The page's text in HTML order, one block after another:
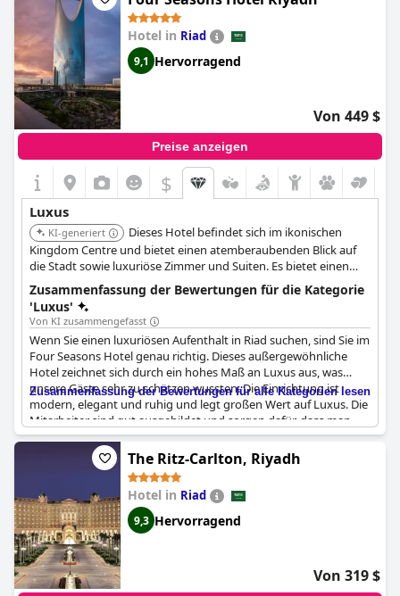
Hotel in Riad
9,1 Hervorragend
Von 449 $
Preise anzeigen
$
Luxus
KI-generiert
Dieses Hotel befindet sich im ikonischen
Kingdom Centre und bietet einen atemberaubenden Blick auf
die Stadt sowie luxuriöse Zimmer und Suiten. Es bietet einen
Außenpool, ein Spa und elegant eingerichtete Zimmer mit
modernen Möbeln und Marmorbädern, die anspruchsvolle
Reisende ansprechen.
Zusammenfassung der Bewertungen für die Kategorie
'Luxus'
Von KI zusammengefasst
Wenn Sie einen luxuriösen Aufenthalt in Riad suchen, sind Sie im
Four Seasons Hotel genau richtig. Dieses außergewöhnliche
Hotel zeichnet sich durch ein hohes Maß an Luxus aus, was
unsere Gäste sehr zu schätzen wussten. Die Einrichtung ist
modern, elegant und ruhig und legt großen Wert auf Luxus. Die
Mitarbeiter sind gut ausgebildet und sorgen dafür, dass man
sich bestens um Sie kümmert. Der Ort ist prächtig mit üppigem
Mobiliar, das eine königliche Atmosphäre ausstrahlt. Die
Innenausstattung der Zimmer ist außergewöhnlich und strahlt
Luxus aus. Die Gäste haben sich nur positiv über ihren
Aufenthalt geäußert, und einige gaben an, dass sie während
ihres Aufenthalts keinen einzigen Fehler finden konnten. Das
Four Seasons Hotel Riyadh
mag zwar etwas teurer sein, aber es
bietet außergewöhnlichen Luxus und ist den Aufwand auf jeden
Fall wert!
Zusammenfassung der Bewertungen für alle Kategorien lesen
The Ritz-Carlton, Riyadh
Hotel in Riad
9,3 Hervorragend
Von 319 $